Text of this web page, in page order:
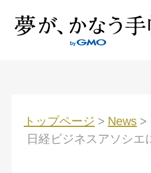
トップページ > News >
日経ビジネスアソシエ